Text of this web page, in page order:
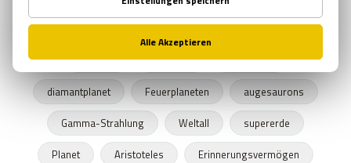
Siebziger
Filme Seltsam
Skurril
Gruselig
Top-Liste
Filmabend
diamantplanet
Feuerplaneten
augesaurons
Gamma-Strahlung
Weltall
supererde
Planet
Aristoteles
Erinnerungsvermögen